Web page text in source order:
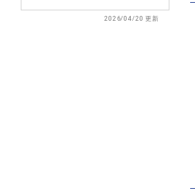
2026/04/20 更新